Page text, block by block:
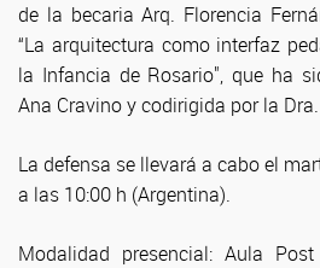
de la becaria Arq. Florencia
“La arquitectura como interfaz
la Infancia de Rosario", que ha
Ana Cravino y codirigida por la
La defensa se llevará a cabo el
a las 10:00 h (Argentina).
Modalidad presencial: Aula